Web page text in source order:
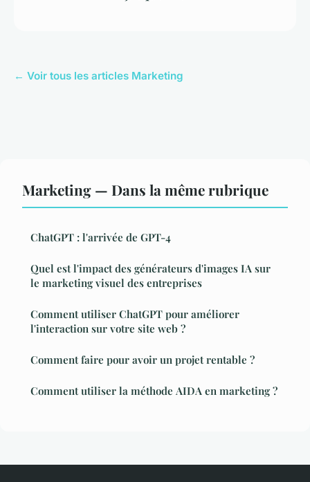
← Voir tous les articles Marketing
Marketing — Dans la même rubrique
ChatGPT : l'arrivée de GPT-4
Quel est l'impact des générateurs d'images IA sur
le marketing visuel des entreprises
Comment utiliser ChatGPT pour améliorer
l'interaction sur votre site web ?
Comment faire pour avoir un projet rentable ?
Comment utiliser la méthode AIDA en marketing ?